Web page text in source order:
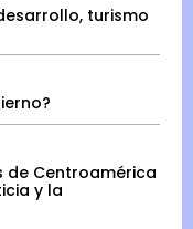
turismo
de Centroamérica
y la